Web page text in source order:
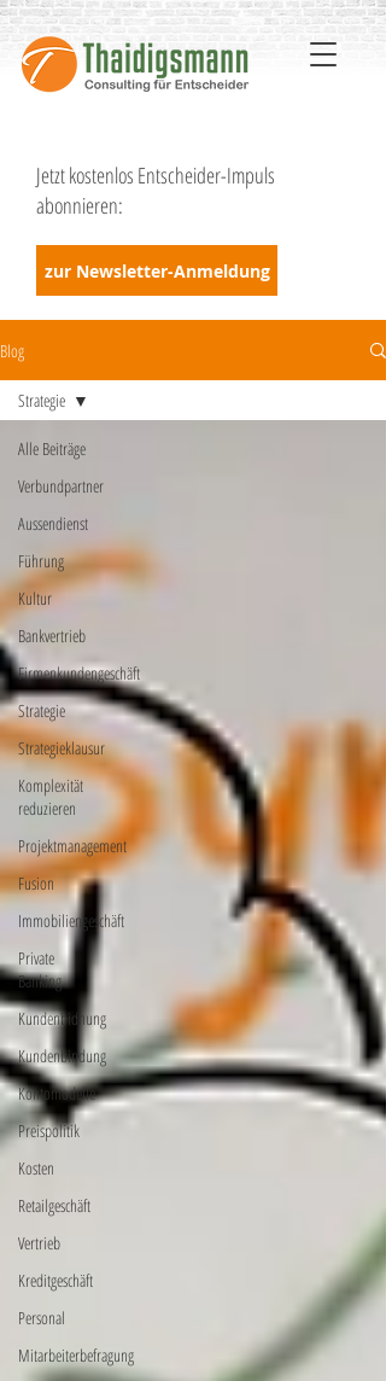
Jetzt kostenlos Entscheider-Impuls
abonnieren:
zur Newsletter-Anmeldung
Blog
Alle Beiträge
Verbundpartner
Aussendienst
Führung
Kultur
Bankvertrieb
Firmenkundengeschäft
Strategie
Strategieklausur
Komplexität
reduzieren
Projektmanagement
Fusion
Immobiliengeschäft
Private
Banking
Kundenbidnung
Kundenbindung
Kontomodelle
Preispolitik
Kosten
Retailgeschäft
Vertrieb
Kreditgeschäft
Personal
Mitarbeiterbefragung
Strategie